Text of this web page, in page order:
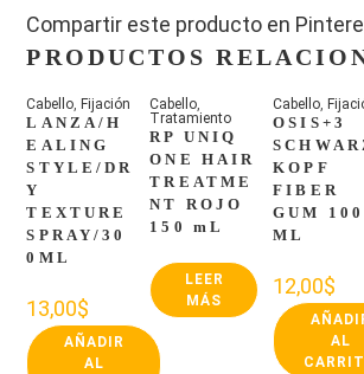
Compartir este producto en
PRODUCTOS
Cabello, Fijación
LANZA/H
EALING
STYLE/DR
Y
TEXTURE
SPRAY/30
0ML
13,00$
AÑADIR
AL
Cabello,
Tratamiento
RP UNIQ
ONE HAIR
TREATME
NT ROJO
150 mL
LEER
MÁS
Cabello,
OSIS+3
KOPF
FIBER
GUM 100
ML
12,00$
AL